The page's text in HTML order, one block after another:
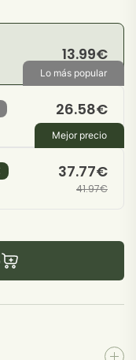
13.99€
Lo más popular
26.58€
27.98€
Mejor precio
37.77€
41.97€